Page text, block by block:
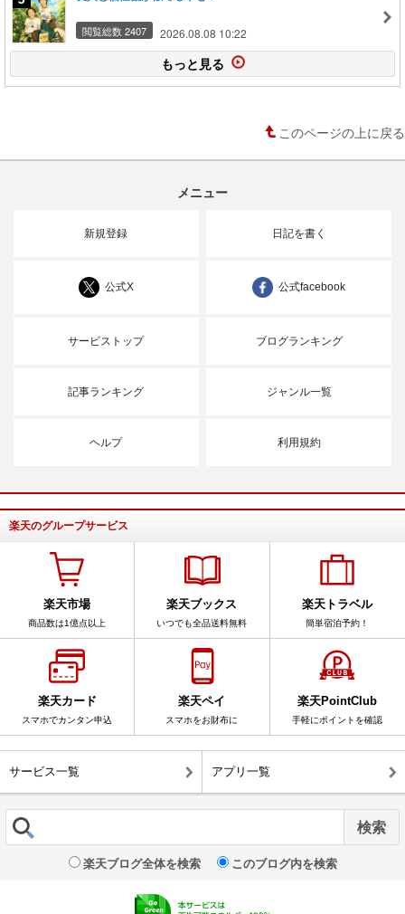
閲覧総数 2407 2026.08.08 10:22
もっと見る
このページの上に戻る
メニュー
新規登録 日記を書く
公式X 公式facebook
サービストップ ブログランキング
記事ランキング ジャンル一覧
ヘルプ 利用規約
楽天のグループサービス
楽天市場
商品数は1億点以上
楽天ブックス
いつでも全品送料無料
楽天トラベル
簡単宿泊予約！
楽天カード
スマホでカンタン申込
楽天ペイ
スマホをお財布に
楽天PointClub
手軽にポイントを確認
サービス一覧 アプリ一覧
楽天ブログ全体を検索 このブログ内を検索